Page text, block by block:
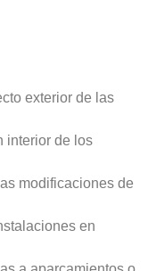
exterior de las
interior de los
modificaciones de
en